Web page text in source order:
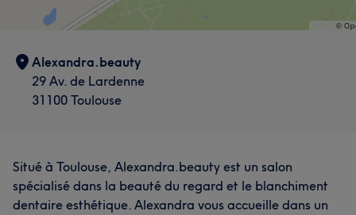
Alexandra.beauty
29 Av. de Lardenne
31100 Toulouse
Situé à Toulouse, Alexandra.beauty est un salon
spécialisé dans la beauté du regard et le blanchiment
dentaire esthétique. Alexandra vous accueille dans un